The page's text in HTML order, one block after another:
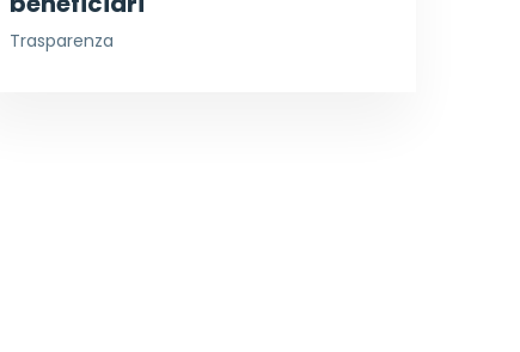
Trasparenza